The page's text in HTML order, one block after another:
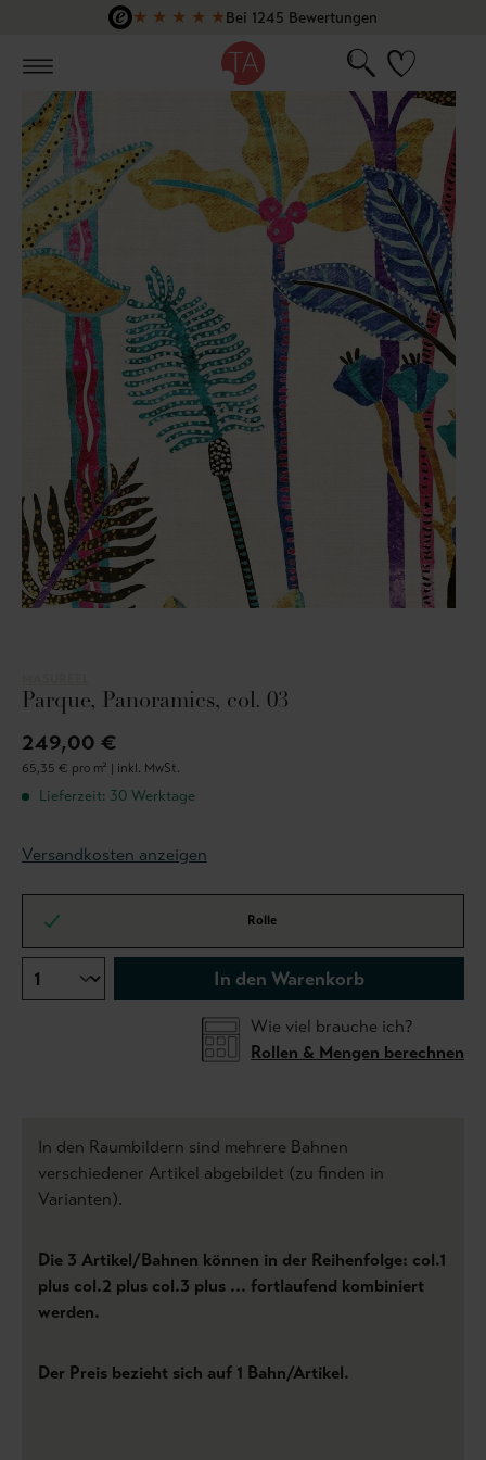
Zum Hauptinhalt springen
★ ★ ★ ★ ★Bei 1245 Bewertungen
Parque, Panoramics, col. 03
249,00 €
65,35 € pro m² | inkl. MwSt.
Lieferzeit: 30 Werktage
Versandkosten anzeigen
Rolle
In den Warenkorb
Wie viel brauche ich?
Rollen & Mengen berechnen
In den Raumbildern sind mehrere Bahnen
verschiedener Artikel abgebildet (zu finden in
Varianten).
Die 3 Artikel/Bahnen können in der Reihenfolge: col.1
plus col.2 plus col.3 plus ... fortlaufend kombiniert
werden.
Der Preis bezieht sich auf 1 Bahn/Artikel.